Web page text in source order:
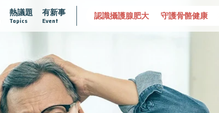
熱議題
Topics
有新事
Event
再生醫學 愛的未來視 認識攝護腺肥大 守護骨骼健康